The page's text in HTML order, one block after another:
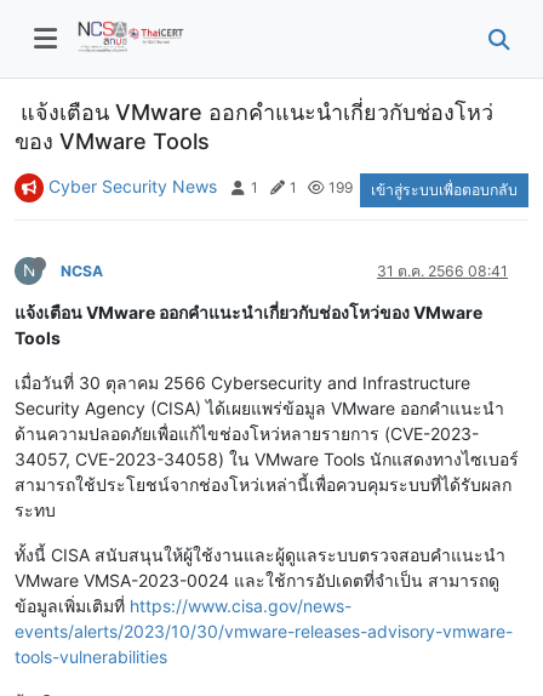
แจ้งเตือน VMware ออกคำแนะนำเกี่ยวกับช่องโหว่
ของ VMware Tools
Cyber Security News 1 1 199 เข้าสู่ระบบเพื่อตอบกลับ
N NCSA 31 ต.ค. 2566 08:41
แจ้งเตือน VMware ออกคำแนะนำเกี่ยวกับช่องโหว่ของ VMware
Tools
เมื่อวันที่ 30 ตุลาคม 2566 Cybersecurity and Infrastructure
Security Agency (CISA) ได้เผยแพร่ข้อมูล VMware ออกคำแนะนำ
ด้านความปลอดภัยเพื่อแก้ไขช่องโหว่หลายรายการ (CVE-2023-
34057, CVE-2023-34058) ใน VMware Tools นักแสดงทางไซเบอร์
สามารถใช้ประโยชน์จากช่องโหว่เหล่านี้เพื่อควบคุมระบบที่ได้รับผลก
ระทบ
ทั้งนี้ CISA สนับสนุนให้ผู้ใช้งานและผู้ดูแลระบบตรวจสอบคำแนะนำ
VMware VMSA-2023-0024 และใช้การอัปเดตที่จำเป็น สามารถดู
ข้อมูลเพิ่มเติมที่ https://www.cisa.gov/news-
events/alerts/2023/10/30/vmware-releases-advisory-vmware-
tools-vulnerabilities